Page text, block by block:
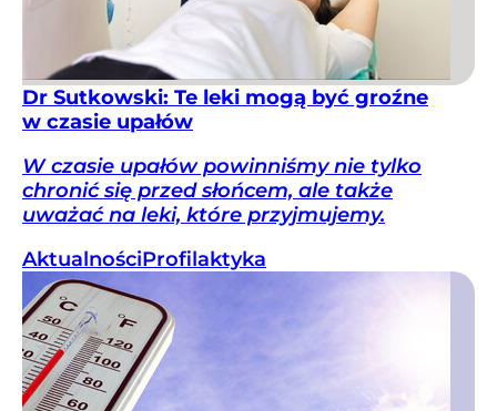
Dr Sutkowski: Te leki mogą być groźne
w czasie upałów
W czasie upałów powinniśmy nie tylko
chronić się przed słońcem, ale także
uważać na leki, które przyjmujemy.
AktualnościProfilaktyka